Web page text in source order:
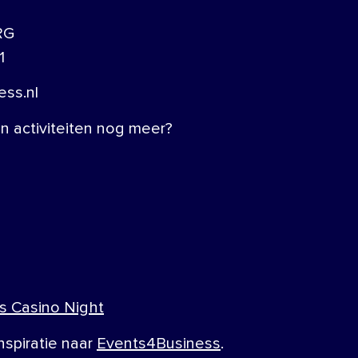
activiteiten nog meer?
Casino Night
naar Events4Business.